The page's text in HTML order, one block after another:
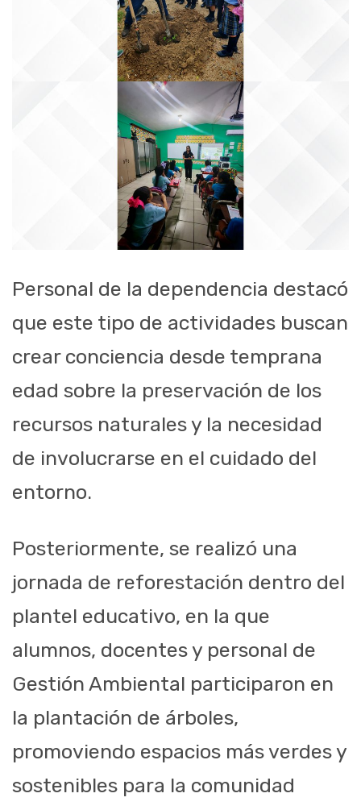
Personal de la dependencia destacó
que este tipo de actividades buscan
crear conciencia desde temprana
edad sobre la preservación de los
recursos naturales y la necesidad
de involucrarse en el cuidado del
entorno.
Posteriormente, se realizó una
jornada de reforestación dentro del
plantel educativo, en la que
alumnos, docentes y personal de
Gestión Ambiental participaron en
la plantación de árboles,
promoviendo espacios más verdes y
sostenibles para la comunidad